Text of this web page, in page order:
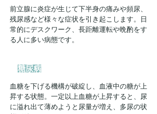
前立腺に炎症が生じて下半身の痛みや頻尿、
残尿感など様々な症状を引き起こします。日
常的にデスクワーク、長距離運転や晩酌をす
る人に多い病態です。
糖尿病
血糖を下げる機構が破綻し、血液中の糖が上
昇する状態。一定以上血糖が上昇すると、尿
に溢れ出て薄めようと尿量が増え、多尿の状